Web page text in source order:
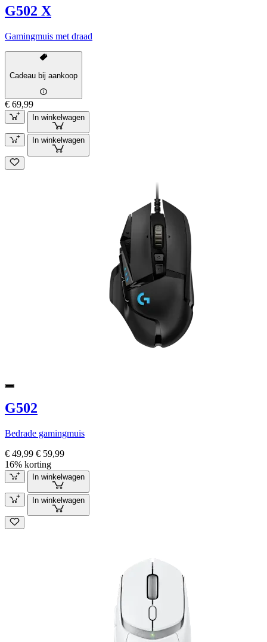
G502 X
Gamingmuis met draad
Cadeau bij aankoop
€ 69,99
In winkelwagen
In winkelwagen
G502
Bedrade gamingmuis
€ 49,99 € 59,99
16% korting
In winkelwagen
In winkelwagen